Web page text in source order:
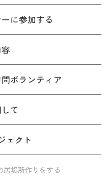
に参加する
ボランティア
て
ェクト
場所作りをする